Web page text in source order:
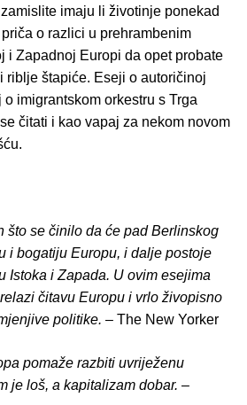
imaju li životinje ponekad
o razlici u prehrambenim
i Zapadnoj Europi da opet probate
riblje štapiće. Eseji o autoričinoj
imigrantskom orkestru s Trga
čitati i kao vapaj za nekom novom
što se činilo da će pad Berlinskog
i bogatiju Europu, i dalje postoje
Istoka i Zapada. U ovim esejima
čitavu Europu i vrlo živopisno
politike. – The New Yorker
pomaže razbiti uvriježenu
je loš, a kapitalizam dobar. –